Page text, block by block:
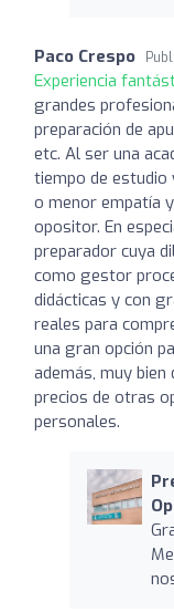
Paco Crespo
Experiencia
grandes
preparación de
etc. Al ser una
tiempo de estudio
o menor empatía
opositor. En
preparador cuya
como gestor
didácticas y con
reales para
una gran opción
además, muy
precios de otras
personales.